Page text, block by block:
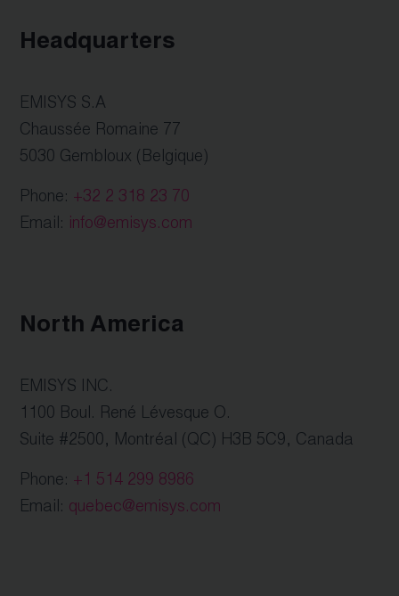
Headquarters
EMISYS S.A
Chaussée Romaine 77
5030 Gembloux (Belgique)
Phone: +32 2 318 23 70
Email: info@emisys.com
North America
EMISYS INC.
1100 Boul. René Lévesque O.
Suite #2500, Montréal (QC) H3B 5C9, Canada
Phone: +1 514 299 8986
Email: quebec@emisys.com